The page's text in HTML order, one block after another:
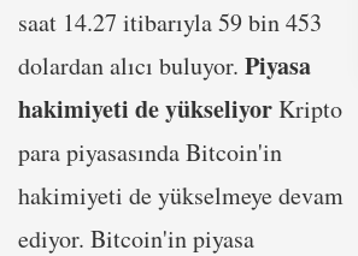
saat 14.27 itibarıyla 59 bin 453
dolardan alıcı buluyor. Piyasa
hakimiyeti de yükseliyorKripto
para piyasasında Bitcoin'in
hakimiyeti de yükselmeye devam
ediyor. Bitcoin'in piyasa